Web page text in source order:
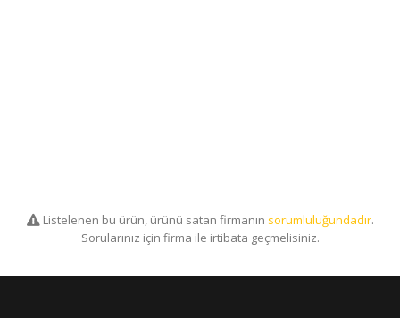
Listelenen bu ürün, ürünü satan firmanın sorumluluğundadır.
Sorularınız için firma ile irtibata geçmelisiniz.